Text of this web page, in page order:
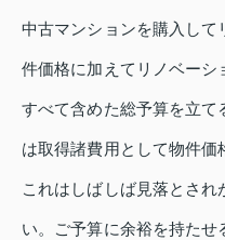
中古マンションを購入して
件価格に加えてリノベーシ
すべて含めた総予算を立て
は取得諸費用として物件価
これはしばしば見落とされ
い。ご予算に余裕を持た